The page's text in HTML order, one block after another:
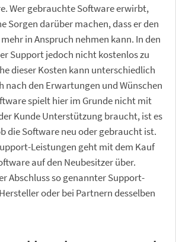
Wer gebrauchte Software erwirbt,
Sorgen darüber machen, dass er den
in Anspruch nehmen kann. In den
Support jedoch nicht kostenlos zu
dieser Kosten kann unterschiedlich
nach den Erwartungen und Wünschen
spielt hier im Grunde nicht mit
Kunde Unterstützung braucht, ist es
die Software neu oder gebraucht ist.
Leistungen geht mit dem Kauf
auf den Neubesitzer über.
Abschluss so genannter Support-
oder bei Partnern desselben